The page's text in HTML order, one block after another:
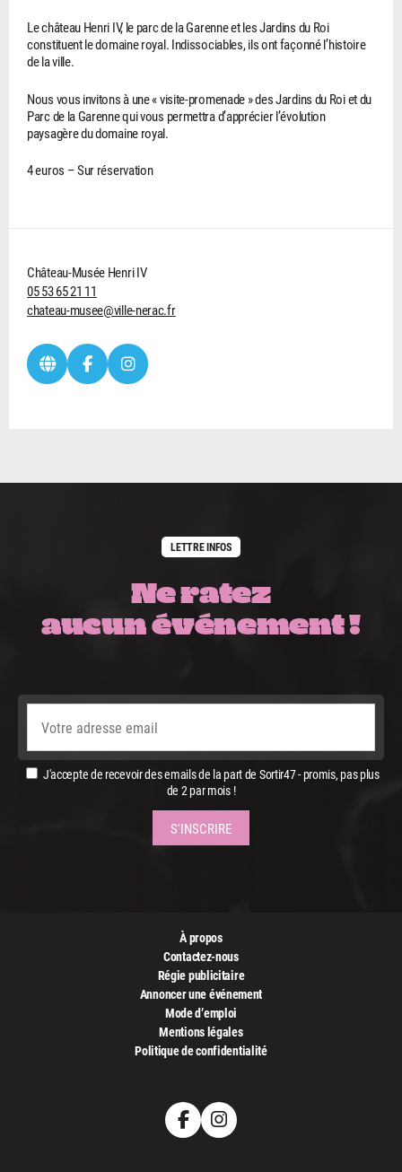
Le château Henri IV, le parc de la Garenne et les Jardins du Roi
constituent le domaine royal. Indissociables, ils ont façonné l’histoire
de la ville.
Nous vous invitons à une « visite-promenade » des Jardins du Roi et du
Parc de la Garenne qui vous permettra d’apprécier l’évolution
paysagère du domaine royal.
4 euros – Sur réservation
Château-Musée Henri IV
05 53 65 21 11
chateau-musee@ville-nerac.fr
LETTRE INFOS
Ne ratez
aucun événement !
J'accepte de recevoir des emails de la part de Sortir47 - promis, pas plus
de 2 par mois !
À propos
Contactez-nous
Régie publicitaire
Annoncer une événement
Mode d’emploi
Mentions légales
Politique de confidentialité